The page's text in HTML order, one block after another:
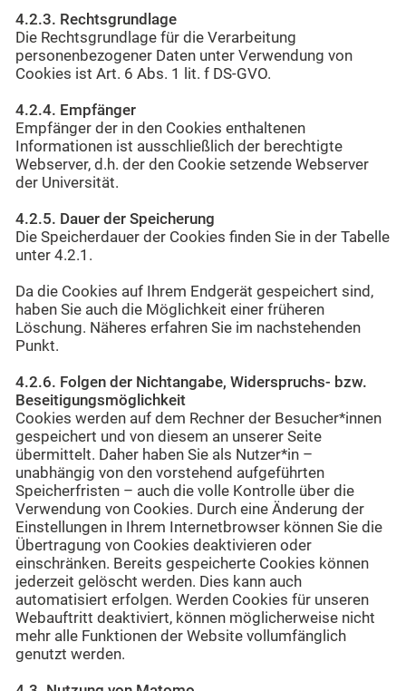
4.2.3. Rechtsgrundlage
Die Rechtsgrundlage für die Verarbeitung
personenbezogener Daten unter Verwendung von
Cookies ist Art. 6 Abs. 1 lit. f DS-GVO.
4.2.4. Empfänger
Empfänger der in den Cookies enthaltenen
Informationen ist ausschließlich der berechtigte
Webserver, d.h. der den Cookie setzende Webserver
der Universität.
4.2.5. Dauer der Speicherung
Die Speicherdauer der Cookies finden Sie in der Tabelle
unter 4.2.1.
Da die Cookies auf Ihrem Endgerät gespeichert sind,
haben Sie auch die Möglichkeit einer früheren
Löschung. Näheres erfahren Sie im nachstehenden
Punkt.
4.2.6. Folgen der Nichtangabe, Widerspruchs- bzw.
Beseitigungsmöglichkeit
Cookies werden auf dem Rechner der Besucher*innen
gespeichert und von diesem an unserer Seite
übermittelt. Daher haben Sie als Nutzer*in –
unabhängig von den vorstehend aufgeführten
Speicherfristen – auch die volle Kontrolle über die
Verwendung von Cookies. Durch eine Änderung der
Einstellungen in Ihrem Internetbrowser können Sie die
Übertragung von Cookies deaktivieren oder
einschränken. Bereits gespeicherte Cookies können
jederzeit gelöscht werden. Dies kann auch
automatisiert erfolgen. Werden Cookies für unseren
Webauftritt deaktiviert, können möglicherweise nicht
mehr alle Funktionen der Website vollumfänglich
genutzt werden.